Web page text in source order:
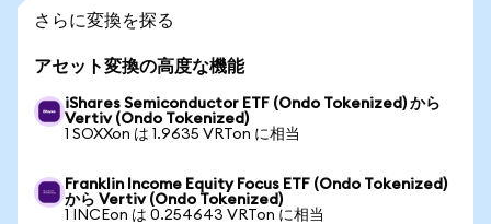
さらに変換を探る
アセット変換の高度な機能
iShares Semiconductor ETF (Ondo Tokenized) から
Vertiv (Ondo Tokenized)
1 SOXXon は 1.9635 VRTon に相当
Franklin Income Equity Focus ETF (Ondo Tokenized)
から Vertiv (Ondo Tokenized)
1 INCEon は 0.254643 VRTon に相当